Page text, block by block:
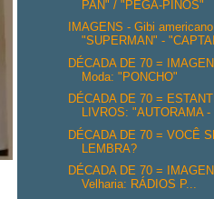
PAN" / "PEGA-PINOS"
IMAGENS - Gibi
"SUPERMAN" -
DÉCADA DE 70 =
Moda: "PONCHO"
DÉCADA DE 70 =
LIVROS: "AUTORAMA -
DÉCADA DE 70 = VOCÊ
LEMBRA?
DÉCADA DE 70 =
Velharia: RÁDIOS P...